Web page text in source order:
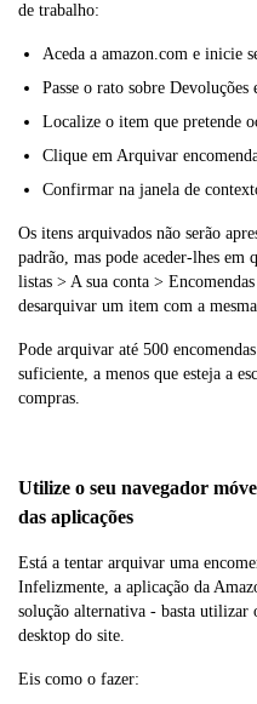
de trabalho:
Aceda a amazon.com e inicie
Passe o rato sobre Devoluções
Localize o item que pretende
Clique em Arquivar
Confirmar na janela de
Os itens arquivados não serão
padrão, mas pode aceder-lhes em
listas > A sua conta >
desarquivar um item com a
Pode arquivar até 500
suficiente, a menos que esteja a
compras.
Utilize o seu navegador
das aplicações
Está a tentar arquivar uma
Infelizmente, a aplicação da
solução alternativa - basta utilizar
desktop do site.
Eis como o fazer: